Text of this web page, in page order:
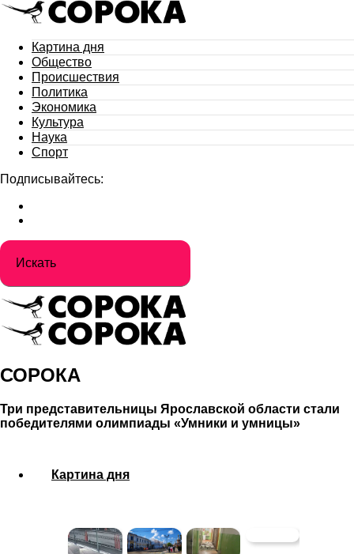
Картина дня
Общество
Происшествия
Политика
Экономика
Культура
Наука
Спорт
Подписывайтесь:
СОРОКА
Три представительницы Ярославской области стали
победителями олимпиады «Умники и умницы»
Картина дня